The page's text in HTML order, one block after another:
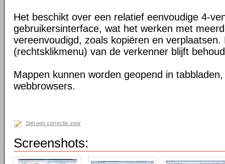
Het beschikt over een relatief eenvoudige 4-
gebruikersinterface, wat het werken met
vereenvoudigd, zoals kopiëren en
(rechtsklikmenu) van de verkenner blijft
Mappen kunnen worden geopend in
webbrowsers.
Stel een correctie voor
Screenshots: